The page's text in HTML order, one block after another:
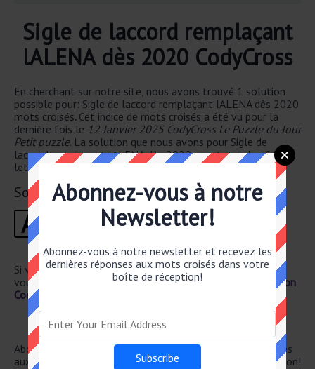
Sigle de laccord remplaçant
lALENA dès 2020 CodyCross
En cherchant sur notre site, nous avons trouvé 1 solution
possible pour: Sigle de laccord remplaçant lALENA dès 2020
mots croisés. Cet indice de mots croisés a été vu pour la
dernière fois le 12 Janvier 2025 CodyCross Le Puzzle du Jour
Petit puzzle. La solution que nous avons pour Sigle de
laccord remplaçant lALENA dès 2020 a un total de of 5
lettres.
Solution
1
A 4
U 5
M
Si vous avez déjà résolu cet indice de mots croisés et que
vous recherchez le poste principal, rendez-vous sur
Solution
CodyCross Le Puzzle du Jour Petit 12 Janvier 2025
Newsletter
Abonnez-vous ci-dessous et recevez les dernières réponses
aux mots croisés directement dans votre boîte de réception!
Abonnez-vous à notre
Newsletter!
Abonnez-vous à notre newsletter et recevez les
dernières réponses aux mots croisés dans votre
boîte de réception!